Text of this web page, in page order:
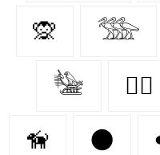
🙊 𓅢
𓅋 🐕‍🦺
🦮 🌑